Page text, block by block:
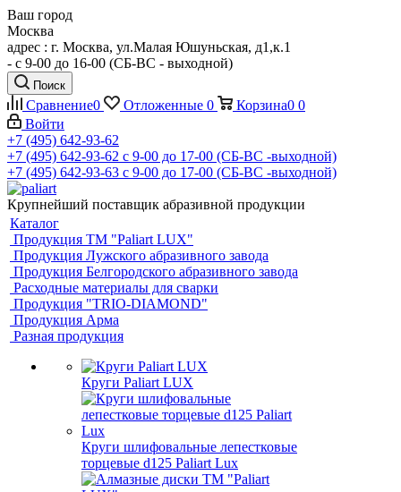
Ваш город
Москва
адрес : г. Москва, ул.Малая Юшуньская, д1,к.1
- c 9-00 до 16-00 (СБ-ВС - выходной)
Поиск
Сравнение0 Отложенные 0 Корзина0 0
Войти
+7 (495) 642-93-62
+7 (495) 642-93-62 c 9-00 до 17-00 (СБ-ВС -выходной)
+7 (495) 642-93-63 c 9-00 до 17-00 (СБ-ВС -выходной)
Крупнейший поставщик абразивной продукции
Каталог
Продукция ТМ "Paliart LUX"
Продукция Лужского абразивного завода
Продукция Белгородского абразивного завода
Расходные материалы для сварки
Продукция "TRIO-DIAMOND"
Продукция Арма
Разная продукция
Круги Paliart LUX
Круги шлифовальные лепестковые
торцевые d125 Paliart Lux